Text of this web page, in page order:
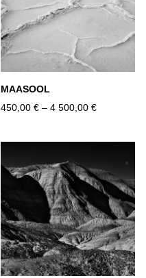
MAASOOL
450,00 € – 4 500,00 €